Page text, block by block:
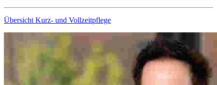
Übersicht Kurz- und Vollzeitpflege